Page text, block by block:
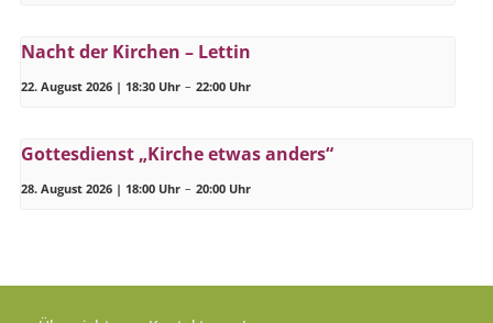
Nacht der Kirchen – Lettin
22. August 2026 | 18:30 Uhr – 22:00 Uhr
Gottesdienst „Kirche etwas anders“
28. August 2026 | 18:00 Uhr – 20:00 Uhr